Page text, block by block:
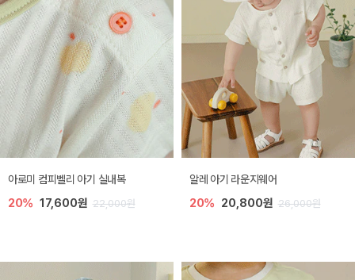
아로미 컴피벨리 아기 실내복
20% 17,600원 22,000원
알레 아기 라운지웨어
20% 20,800원 26,000원